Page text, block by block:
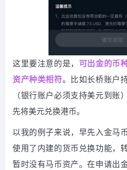
这里要注意的是， 可出金的币
资产种类相符。比如长桥账户
（银行账户必须支持美元到账
先将美元兑换港币。
以我的例子来说，早先入金马
使用了内建的货币兑换功能，
暂时没有马币资产。在申请出